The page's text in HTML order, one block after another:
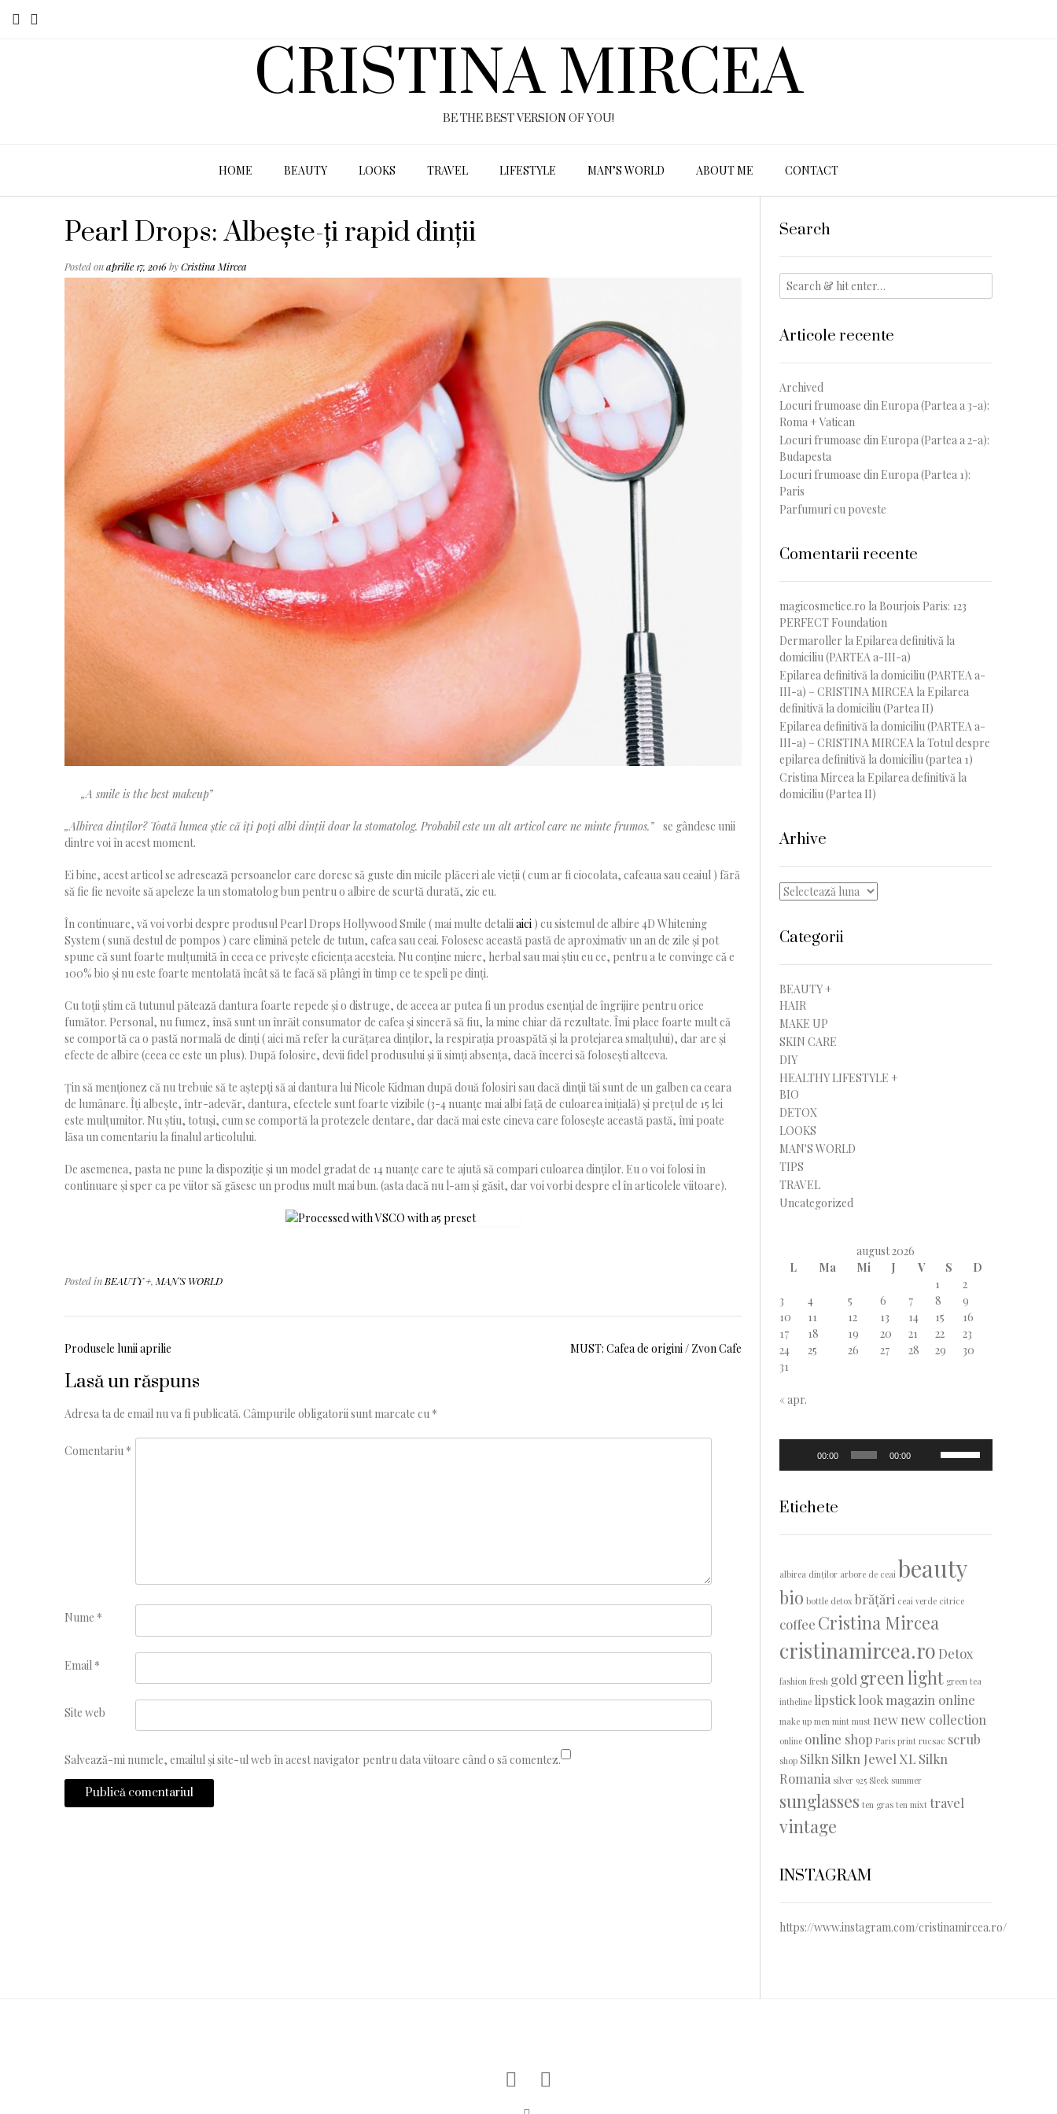
CRISTINA MIRCEA
BE THE BEST VERSION OF YOU!
HOME BEAUTY LOOKS TRAVEL LIFESTYLE MAN’S WORLD ABOUT ME CONTACT
Pearl Drops: Albește-ți rapid dinții
Posted onaprilie 17, 2016byCristina Mircea
„A smile is the best makeup”
„Albirea dinților? Toată lumea știe că îți poți albi dinții doar la stomatolog. Probabil este un alt articol care ne minte frumos.” se gândesc unii
dintre voi în acest moment.
Ei bine, acest articol se adresează persoanelor care doresc să guste din micile plăceri ale vieții ( cum ar fi ciocolata, cafeaua sau ceaiul ) fără
să fie fie nevoite să apeleze la un stomatolog bun pentru o albire de scurtă durată, zic eu.
În continuare, vă voi vorbi despre produsul Pearl Drops Hollywood Smile ( mai multe detalii aici ) cu sistemul de albire 4D Whitening
System ( sună destul de pompos ) care elimină petele de tutun, cafea sau ceai. Folosesc această pastă de aproximativ un an de zile și pot
spune că sunt foarte mulțumită în ceea ce privește eficiența acesteia. Nu conține miere, herbal sau mai știu eu ce, pentru a te convinge că e
100% bio și nu este foarte mentolată încât să te facă să plângi în timp ce te speli pe dinți.
Cu toții știm că tutunul pătează dantura foarte repede și o distruge, de aceea ar putea fi un produs esențial de îngrijire pentru orice
fumător. Personal, nu fumez, însă sunt un înrăit consumator de cafea și sinceră să fiu, la mine chiar dă rezultate. Îmi place foarte mult că
se comportă ca o pastă normală de dinți ( aici mă refer la curățarea dinților, la respirația proaspătă și la protejarea smalțului), dar are și
efecte de albire (ceea ce este un plus). După folosire, devii fidel produsului și îi simți absența, dacă încerci să folosești altceva.
Țin să menționez că nu trebuie să te aștepți să ai dantura lui Nicole Kidman după două folosiri sau dacă dinții tăi sunt de un galben ca ceara
de lumânare. Îți albește, într-adevăr, dantura, efectele sunt foarte vizibile (3-4 nuanțe mai albi față de culoarea inițială) și prețul de 15 lei
este mulțumitor. Nu știu, totuși, cum se comportă la protezele dentare, dar dacă mai este cineva care folosește această pastă, îmi poate
lăsa un comentariu la finalul articolului.
De asemenea, pasta ne pune la dispoziție și un model gradat de 14 nuanțe care te ajută să compari culoarea dinților. Eu o voi folosi în
continuare și sper ca pe viitor să găsesc un produs mult mai bun. (asta dacă nu l-am și găsit, dar voi vorbi despre el în articolele viitoare).
Posted in BEAUTY +, MAN'S WORLD
Navigare
în
articole
Produsele lunii aprilie MUST: Cafea de origini / Zvon Cafe
Lasă un răspuns
Adresa ta de email nu va fi publicată. Câmpurile obligatorii sunt marcate cu *
Comentariu *
Nume *
Email *
Site web
Salvează-mi numele, emailul și site-ul web în acest navigator pentru data viitoare când o să comentez.
Search
Articole recente
Archived
Locuri frumoase din Europa (Partea a 3-a):
Roma + Vatican
Locuri frumoase din Europa (Partea a 2-a):
Budapesta
Locuri frumoase din Europa (Partea 1):
Paris
Parfumuri cu poveste
Comentarii recente
magicosmetice.ro la Bourjois Paris: 123
PERFECT Foundation
Dermaroller la Epilarea definitivă la
domiciliu (PARTEA a-III-a)
Epilarea definitivă la domiciliu (PARTEA a-
III-a) – CRISTINA MIRCEAla Epilarea
definitivă la domiciliu (Partea II)
Epilarea definitivă la domiciliu (PARTEA a-
III-a) – CRISTINA MIRCEAlaTotul despre
epilarea definitivă la domiciliu (partea 1)
Cristina Mirceala Epilarea definitivă la
domiciliu (Partea II)
Arhive
Arhive
Categorii
BEAUTY +
HAIR
MAKE UP
SKIN CARE
DIY
HEALTHY LIFESTYLE +
BIO
DETOX
LOOKS
MAN'S WORLD
TIPS
TRAVEL
Uncategorized
august 2026
L
Ma Mi J V S
D
1
2
3
4 5 6 7 8
9
10
11 12 13 14 15
16
17
18 19 20 21 22
23
24
25 26 27 28 29
30
31
« apr.
00:00 00:00
sau
micșora
volumul.
Etichete
albirea dinților arbore de ceai beauty
bio bottle detox brățări ceai verde citrice
coffee Cristina Mircea
cristinamircea.ro Detox
fashion fresh gold green light green tea
intheline lipstick look magazin online
make up men mint must new new collection
online online shop Paris print rucsac scrub
shop Silkn Silkn Jewel XL Silkn
Romania silver 925 Sleek summer
sunglasses ten gras ten mixt travel
vintage
INSTAGRAM
https://www.instagram.com/cristinamircea.ro/